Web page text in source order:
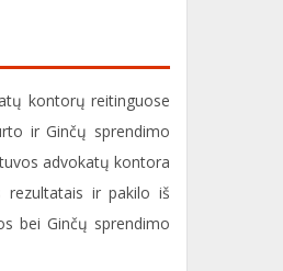
kontorų reitinguose
ir Ginčų sprendimo
advokatų kontora
rezultatais ir pakilo iš
bei Ginčų sprendimo